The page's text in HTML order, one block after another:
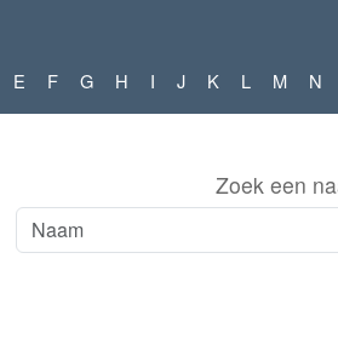
E F G H I J K L M N
Zoek een